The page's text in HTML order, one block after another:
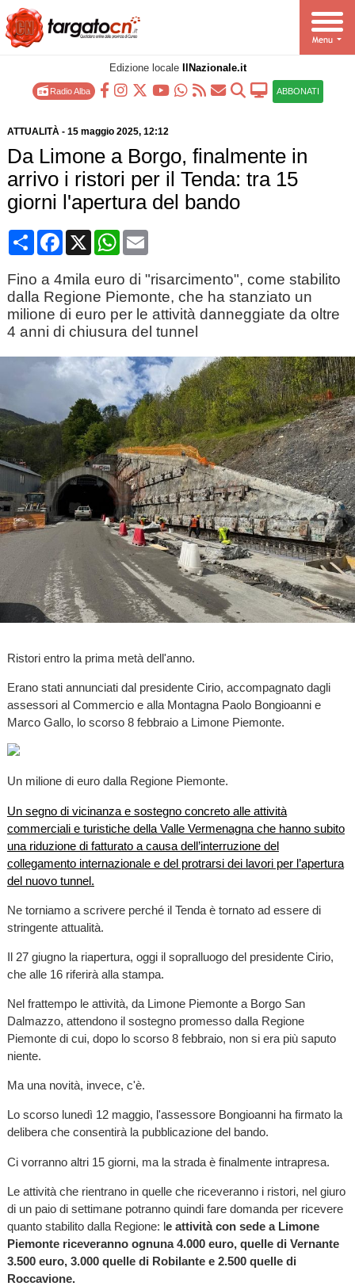
Edizione locale IlNazionale.it
Radio Alba ABBONATI
ATTUALITÀ- 15 maggio 2025, 12:12
Da Limone a Borgo, finalmente in
arrivo i ristori per il Tenda: tra 15
giorni l'apertura del bando
CondividiFacebook
X WhatsApp
Email
Fino a 4mila euro di "risarcimento", come stabilito
dalla Regione Piemonte, che ha stanziato un
milione di euro per le attività danneggiate da oltre
4 anni di chiusura del tunnel
Ristori entro la prima metà dell'anno.
Erano stati annunciati dal presidente Cirio, accompagnato dagli
assessori al Commercio e alla Montagna Paolo Bongioanni e
Marco Gallo, lo scorso 8 febbraio a Limone Piemonte.
Un milione di euro dalla Regione Piemonte.
Un segno di vicinanza e sostegno concreto alle attività
commerciali e turistiche della Valle Vermenagna che hanno subito
una riduzione di fatturato a causa dell’interruzione del
collegamento internazionale e del protrarsi dei lavori per l’apertura
del nuovo tunnel.
Ne torniamo a scrivere perché il Tenda è tornato ad essere di
stringente attualità.
Il 27 giugno la riapertura, oggi il sopralluogo del presidente Cirio,
che alle 16 riferirà alla stampa.
Nel frattempo le attività, da Limone Piemonte a Borgo San
Dalmazzo, attendono il sostegno promesso dalla Regione
Piemonte di cui, dopo lo scorso 8 febbraio, non si era più saputo
niente.
Ma una novità, invece, c'è.
Lo scorso lunedì 12 maggio, l'assessore Bongioanni ha firmato la
delibera che consentirà la pubblicazione del bando.
Ci vorranno altri 15 giorni, ma la strada è finalmente intrapresa.
Le attività che rientrano in quelle che riceveranno i ristori, nel giuro
di un paio di settimane potranno quindi fare domanda per ricevere
quanto stabilito dalla Regione: le attività con sede a Limone
Piemonte riceveranno ognuna 4.000 euro, quelle di Vernante
3.500 euro, 3.000 quelle di Robilante e 2.500 quelle di
Roccavione.